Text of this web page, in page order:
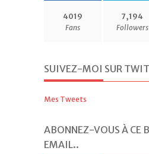
Fans
Followers